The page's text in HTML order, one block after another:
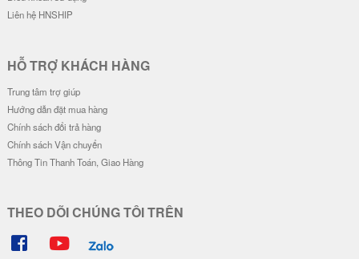
Ốp Lưng IMD Chống Sốc - Mẫu G
engar
Đơn giá
Số lượng
28.000 đ
26.000 đ
20-49
24.000 đ
50-100